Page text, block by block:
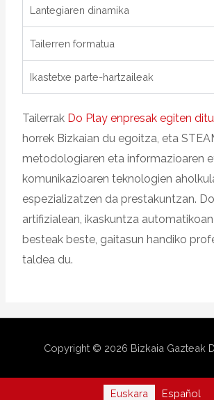
Lantegiaren dinamika
Tailerren formatua
Ikastetxe parte-hartzaileak
Tailerrak Do Play enpresak egiten ditu
horrek Bizkaian du egoitza, eta
metodologiaren eta informazioaren
komunikazioaren teknologien
espezializatzen da prestakuntzan.
artifizialean, ikaskuntza
besteak beste, gaitasun handiko
taldea du.
Copyright © 2026 Bizkaia Gazteak
Euskara Español